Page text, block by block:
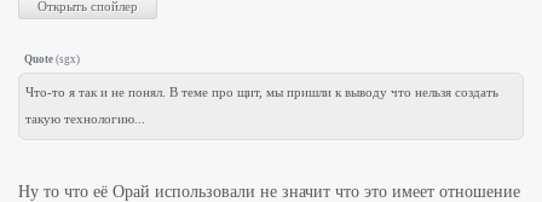
Quote (sgx)
Что-то я так и не понял. В теме про щит, мы пришли к выводу что нельзя создать
такую технологию...
Ну то что её Орай использовали не значит что это имеет отношение